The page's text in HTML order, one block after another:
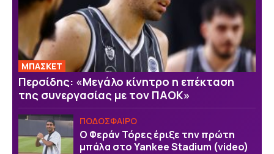
ΜΠΑΣΚΕΤ
Περσίδης: «Μεγάλο κίνητρο η επέκταση
της συνεργασίας με τον ΠΑΟΚ»
ΠΟΔΟΣΦΑΙΡΟ
Ο Φεράν Τόρες έριξε την πρώτη
μπάλα στο Yankee Stadium (video)